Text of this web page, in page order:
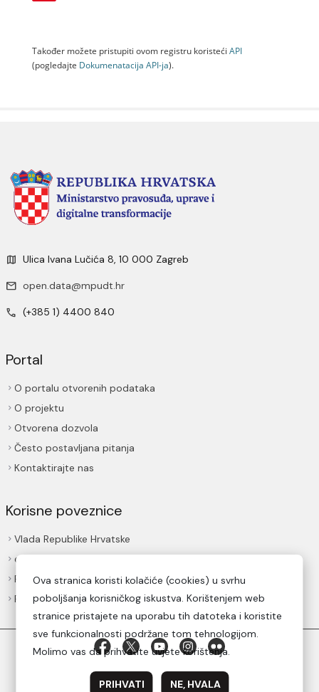
Također možete pristupiti ovom registru koristeći API
(pogledajte Dokumenаtаcijа API-jа).